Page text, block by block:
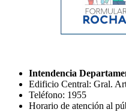
Intendencia
Edificio Central: Gral.
Teléfono: 1955
Horario de atención al